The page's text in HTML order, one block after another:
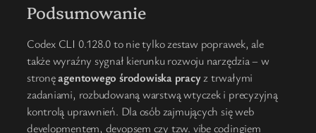
Podsumowanie
Codex CLI 0.128.0 to nie tylko zestaw poprawek, ale
także wyraźny sygnał kierunku rozwoju narzędzia – w
stronęagentowego środowiska pracyz trwałymi
zadaniami, rozbudowaną warstwą wtyczek i precyzyjną
kontrolą uprawnień. Dla osób zajmujących się web
developmentem, devopsem czy tzw. vibe codingiem